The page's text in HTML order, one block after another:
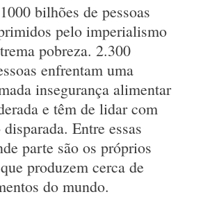
bilhões de pessoas
pelo imperialismo
pobreza. 2.300
enfrentam uma
insegurança alimentar
e têm de lidar com
Entre essas
parte são os próprios
produzem cerca de
do mundo.